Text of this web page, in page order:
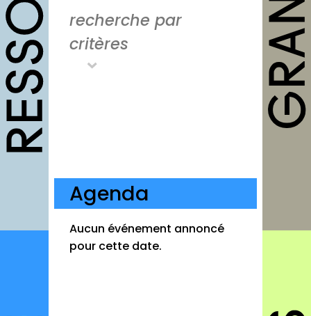
Mutualisation
Chartes
Publications
Forum
recherche par
critères
Agenda
Aucun événement annoncé
pour cette date.